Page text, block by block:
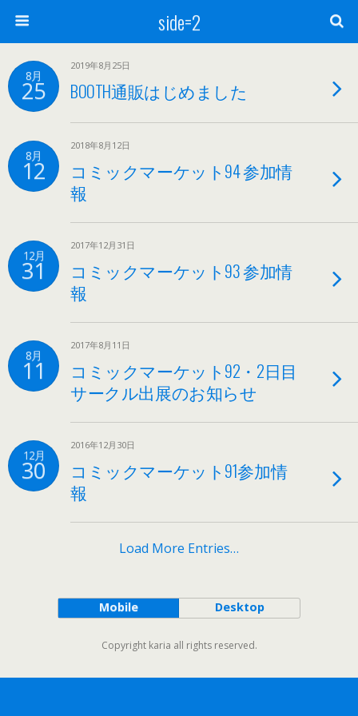
side=2
8月
25
2019年8月25日
BOOTH通販はじめました
8月
12
2018年8月12日
コミックマーケット94 参加情
報
12月
31
2017年12月31日
コミックマーケット93 参加情
報
8月
11
2017年8月11日
コミックマーケット92・2日目
サークル出展のお知らせ
12月
30
2016年12月30日
コミックマーケット91参加情
報
Load More Entries…
Mobile Desktop
Copyright karia all rights reserved.